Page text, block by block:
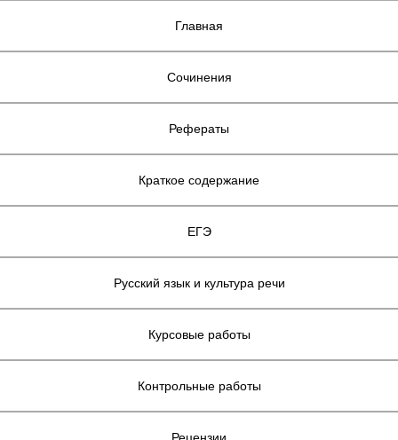
Главная
Сочинения
Рефераты
Краткое содержание
ЕГЭ
Русский язык и культура речи
Курсовые работы
Контрольные работы